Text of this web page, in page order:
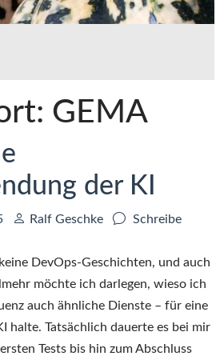
GEMA
der KI
Autor:
Ralf Geschke
Schreibe
DevOps-Geschichten, und auch
möchte ich darlegen, wieso ich
auch ähnliche Dienste – für eine
halte. Tatsächlich dauerte es bei mir
Tests bis hin zum Abschluss